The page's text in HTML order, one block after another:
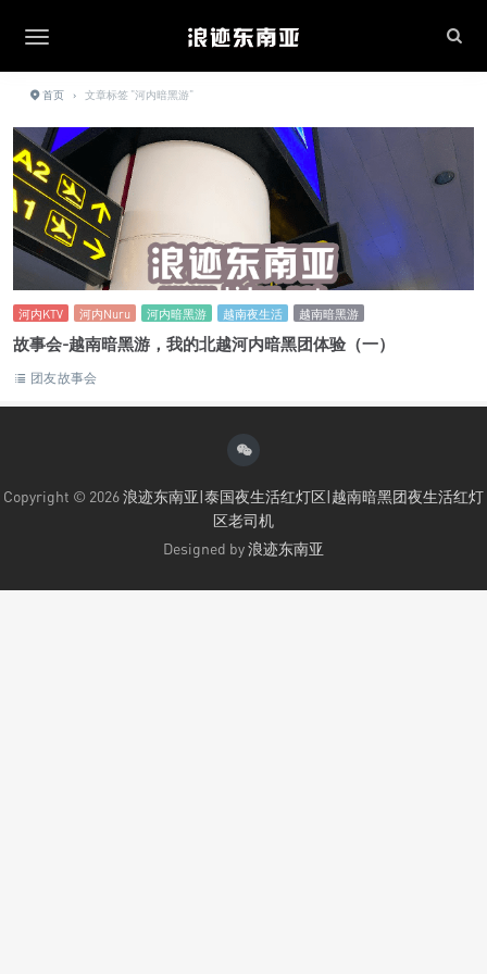
首页 › 文章标签 "河内暗黑游"
河内KTV 河内Nuru 河内暗黑游 越南夜生活 越南暗黑游
故事会-越南暗黑游，我的北越河内暗黑团体验（一）
团友故事会
Copyright © 2026浪迹东南亚|泰国夜生活红灯区|越南暗黑团夜生活红灯
区老司机
Designed by浪迹东南亚